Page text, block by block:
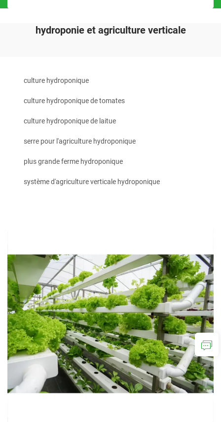
hydroponie et agriculture verticale
culture hydroponique
culture hydroponique de tomates
culture hydroponique de laitue
serre pour l'agriculture hydroponique
plus grande ferme hydroponique
système d'agriculture verticale hydroponique